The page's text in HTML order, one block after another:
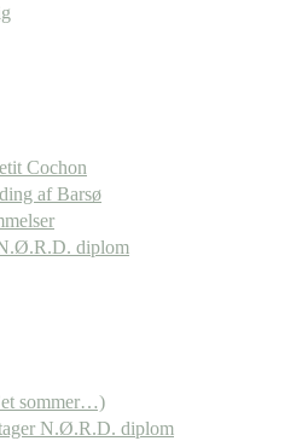
Cochon
af Barsø
diplom
sommer…)
N.Ø.R.D. diplom